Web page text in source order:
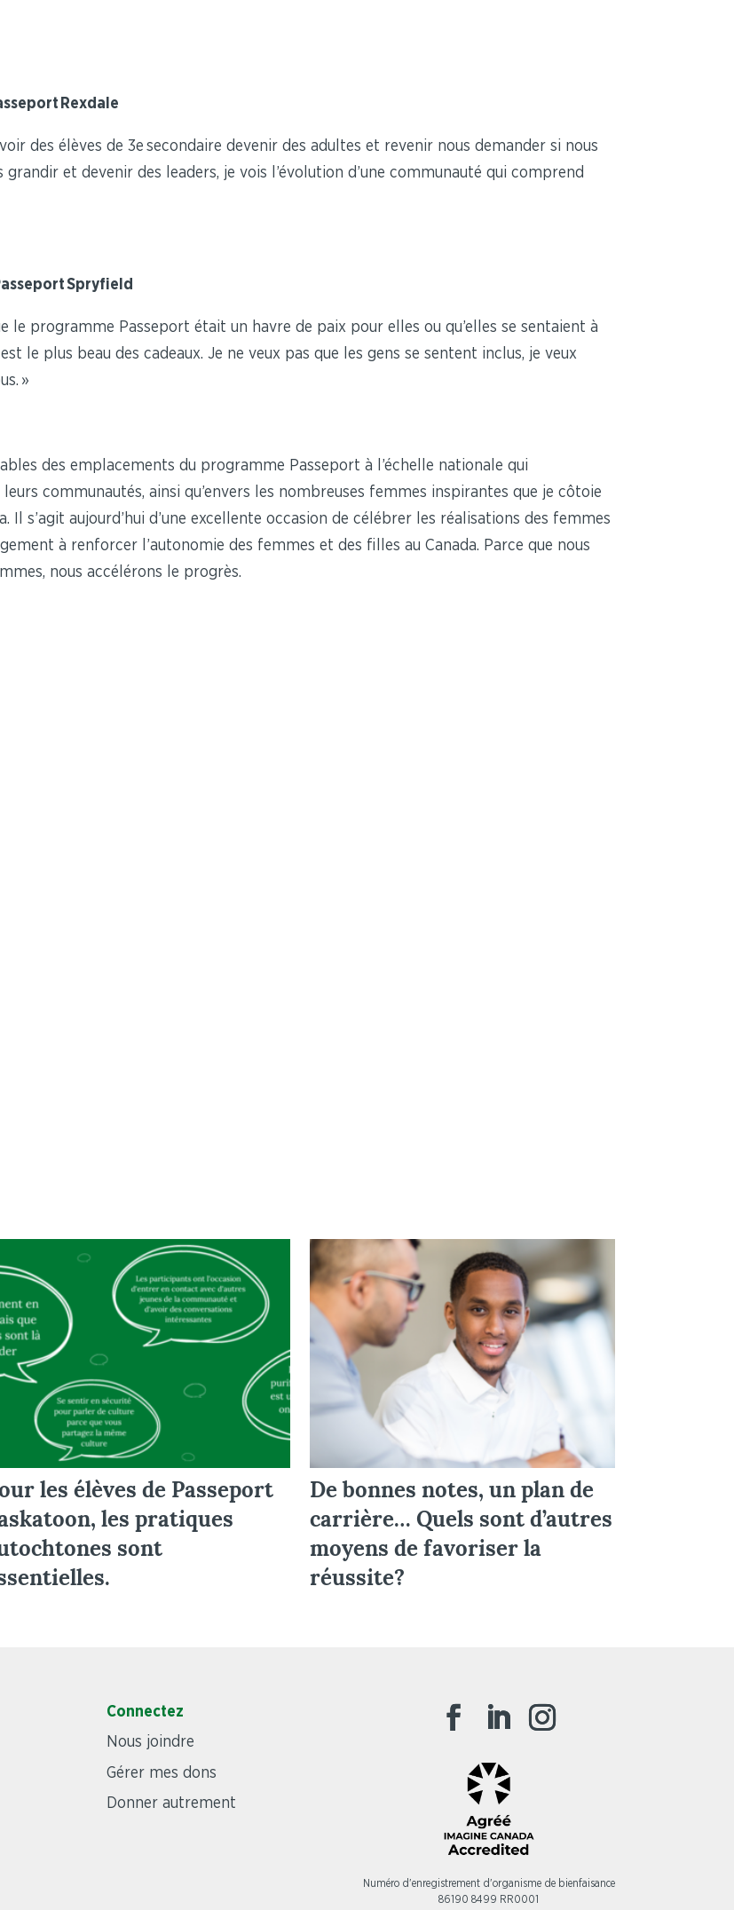
Rexdale
des élèves de 3e secondaire devenir des adultes et revenir nous demander si nous
grandir et devenir des leaders, je vois l’évolution d’une communauté qui comprend
Spryfield
le programme Passeport était un havre de paix pour elles ou qu’elles se sentaient à
le plus beau des cadeaux. Je ne veux pas que les gens se sentent inclus, je veux
»
des emplacements du programme Passeport à l’échelle nationale qui
communautés, ainsi qu’envers les nombreuses femmes inspirantes que je côtoie
Il s’agit aujourd’hui d’une excellente occasion de célébrer les réalisations des femmes
à renforcer l’autonomie des femmes et des filles au Canada. Parce que nous
nous accélérons le progrès.
les élèves de Passeport
les pratiques
sont
De bonnes notes, un plan de
carrière… Quels sont d’autres
moyens de favoriser la
réussite?
Connectez
Nous joindre
Gérer mes dons
Donner autrement
Numéro d'enregistrement d'organisme de bienfaisance
86190 8499 RR0001